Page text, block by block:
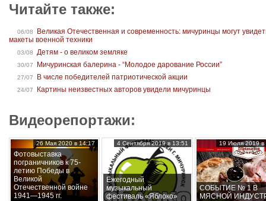
Читайте также:
06/08
Великая Отечественная и современность: мичуринцы могут
макеты военной техники
03/08 Детям - о великом земляке
30/07 Мичуринская балерина - “Молодое дарование России”
27/07 В числе победителей патриотической акции
24/07 Картины неизвестных авторов увидели мичуринцы
Видеорепортажи:
Фотовыставка
пограничников к 75-
летию Победы в
Великой
Отечественной войне
1941—1945 гг.
26 Мая 2020 в 14:17
Ежегодный
музыкальный
фестиваль «Яблоко»
4 Сентября 2019 в 13:51
СОБЫТИЕ № 1 В
МЯСНОЙ
19 Июля 2019 в